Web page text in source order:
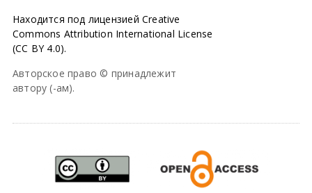
Находится под лицензией Creative
Commons Attribution International License
(CC BY 4.0).
Авторское право © принадлежит
автору (-ам).